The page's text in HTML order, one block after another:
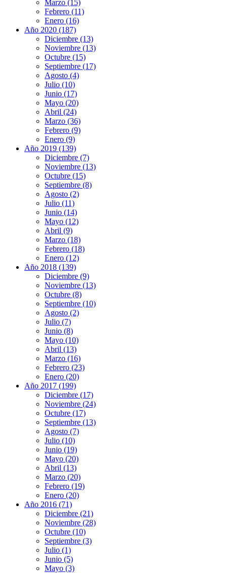
Marzo (15)
Febrero (11)
Enero (16)
Año 2020 (187)
Diciembre (13)
Noviembre (13)
Octubre (15)
Septiembre (17)
Agosto (4)
Julio (10)
Junio (17)
Mayo (20)
Abril (24)
Marzo (36)
Febrero (9)
Enero (9)
Año 2019 (139)
Diciembre (7)
Noviembre (13)
Octubre (15)
Septiembre (8)
Agosto (2)
Julio (11)
Junio (14)
Mayo (12)
Abril (9)
Marzo (18)
Febrero (18)
Enero (12)
Año 2018 (139)
Diciembre (9)
Noviembre (13)
Octubre (8)
Septiembre (10)
Agosto (2)
Julio (7)
Junio (8)
Mayo (10)
Abril (13)
Marzo (16)
Febrero (23)
Enero (20)
Año 2017 (199)
Diciembre (17)
Noviembre (24)
Octubre (17)
Septiembre (13)
Agosto (7)
Julio (10)
Junio (19)
Mayo (20)
Abril (13)
Marzo (20)
Febrero (19)
Enero (20)
Año 2016 (71)
Diciembre (21)
Noviembre (28)
Octubre (10)
Septiembre (3)
Julio (1)
Junio (5)
Mayo (3)